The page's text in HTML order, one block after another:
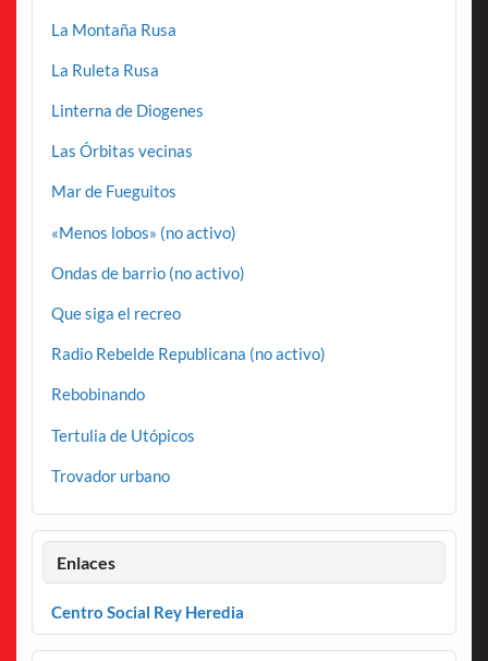
La Montaña Rusa
La Ruleta Rusa
Linterna de Diogenes
Las Órbitas vecinas
Mar de Fueguitos
«Menos lobos» (no activo)
Ondas de barrio (no activo)
Que siga el recreo
Radio Rebelde Republicana (no activo)
Rebobinando
Tertulia de Utópicos
Trovador urbano
Enlaces
Centro Social Rey Heredia